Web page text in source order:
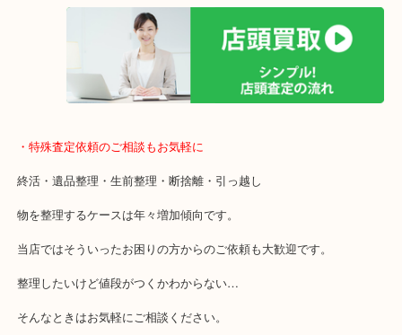
女性の査定士もいますので初めての方でも安心査定！
ご成約後の営業電話は一切なし！
お買取後のアンケートやDMなども一切なし！